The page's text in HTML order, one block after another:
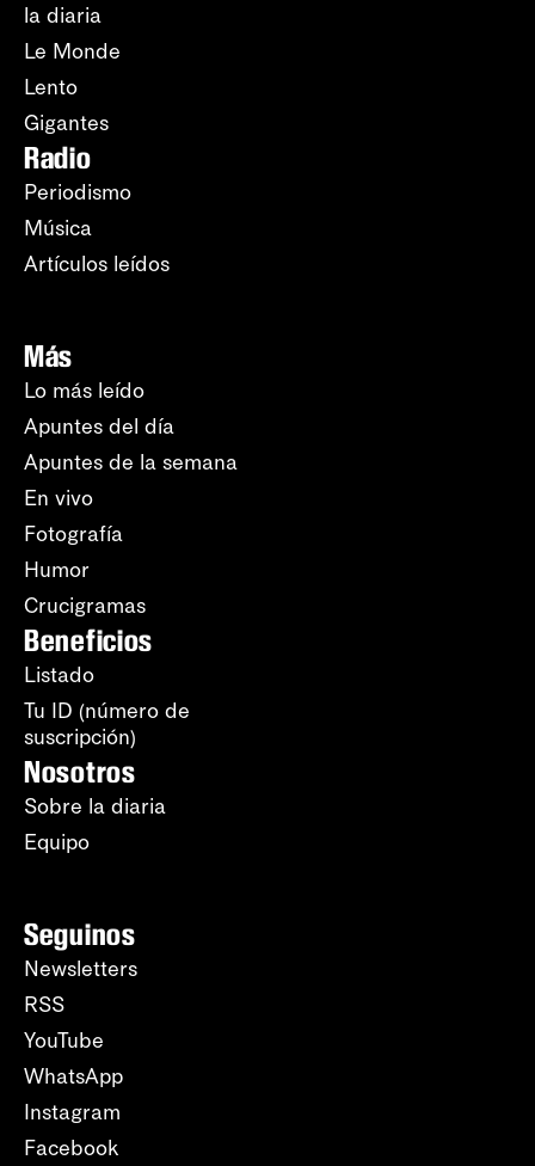
la diaria
Le Monde
Lento
Gigantes
Radio
Periodismo
Música
Artículos leídos
Más
Lo más leído
Apuntes del día
Apuntes de la semana
En vivo
Fotografía
Humor
Crucigramas
Beneficios
Listado
Tu ID (número de
suscripción)
Nosotros
Sobre la diaria
Equipo
Seguinos
Newsletters
RSS
YouTube
WhatsApp
Instagram
Facebook